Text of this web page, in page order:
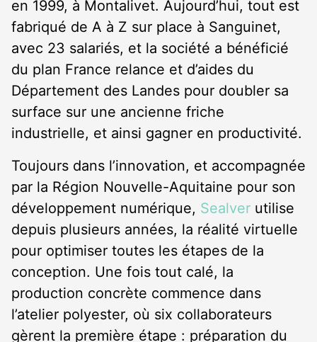
en 1999, à Montalivet. Aujourd’hui, tout est
fabriqué de A à Z sur place à Sanguinet,
avec 23 salariés, et la société a bénéficié
du plan France relance et d’aides du
Département des Landes pour doubler sa
surface sur une ancienne friche
industrielle, et ainsi gagner en productivité.
Toujours dans l’innovation, et accompagnée
par la Région Nouvelle-Aquitaine pour son
développement numérique, Sealver utilise
depuis plusieurs années, la réalité virtuelle
pour optimiser toutes les étapes de la
conception. Une fois tout calé, la
production concrète commence dans
l’atelier polyester, où six collaborateurs
gèrent la première étape : préparation du